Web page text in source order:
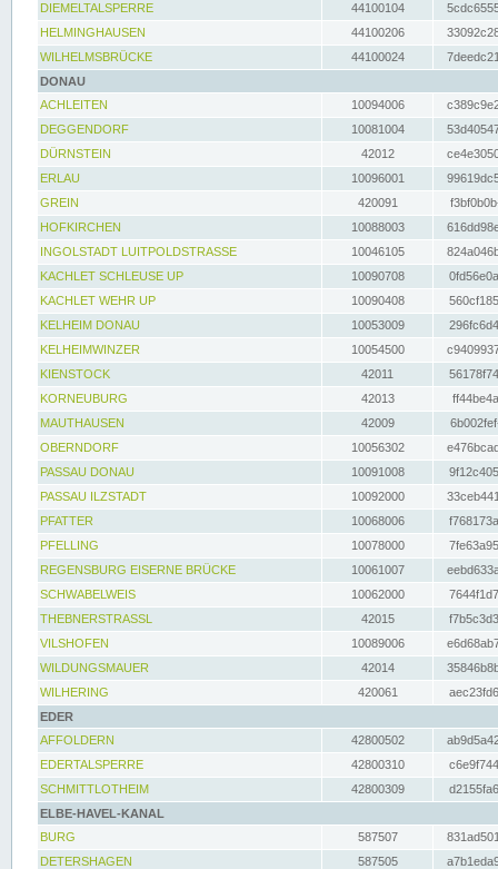
DIEMELTALSPERRE
44100104
HELMINGHAUSEN
44100206
WILHELMSBRÜCKE
44100024
DONAU
ACHLEITEN
10094006
DEGGENDORF
10081004
DÜRNSTEIN
42012
ERLAU
10096001
GREIN
420091
HOFKIRCHEN
10088003
INGOLSTADT LUITPOLDSTRASSE
10046105
KACHLET SCHLEUSE UP
10090708
KACHLET WEHR UP
10090408
KELHEIM DONAU
10053009
KELHEIMWINZER
10054500
KIENSTOCK
42011
KORNEUBURG
42013
MAUTHAUSEN
42009
OBERNDORF
10056302
PASSAU DONAU
10091008
PASSAU ILZSTADT
10092000
PFATTER
10068006
PFELLING
10078000
REGENSBURG EISERNE BRÜCKE
10061007
SCHWABELWEIS
10062000
THEBNERSTRASSL
42015
VILSHOFEN
10089006
WILDUNGSMAUER
42014
WILHERING
420061
EDER
AFFOLDERN
42800502
EDERTALSPERRE
42800310
SCHMITTLOTHEIM
42800309
ELBE-HAVEL-KANAL
BURG
587507
DETERSHAGEN
587505